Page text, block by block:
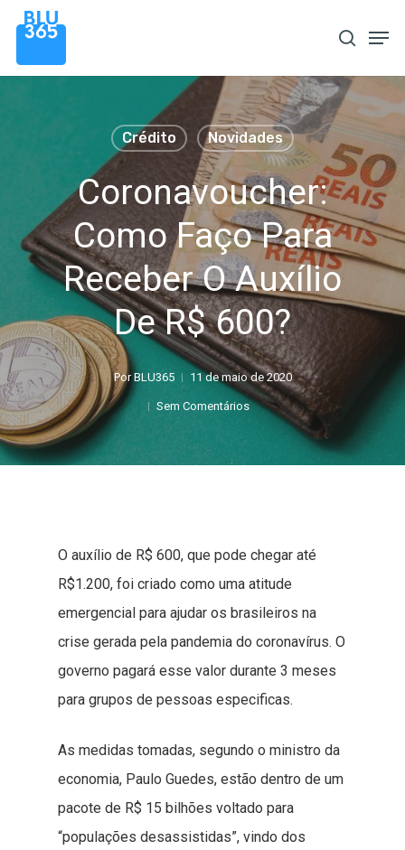
Pular
para
procura
Crédito Novidades
Coronavoucher:
Como Faço Para
Receber O Auxílio
De R$ 600?
Por BLU365 11 de maio de 2020
Sem Comentários
O auxílio de R$ 600, que pode chegar até
R$1.200, foi criado como uma atitude
emergencial para ajudar os brasileiros na
crise gerada pela pandemia do coronavírus. O
governo pagará esse valor durante 3 meses
para grupos de pessoas especificas.
As medidas tomadas, segundo o ministro da
economia, Paulo Guedes, estão dentro de um
pacote de R$ 15 bilhões voltado para
“populações desassistidas”, vindo dos